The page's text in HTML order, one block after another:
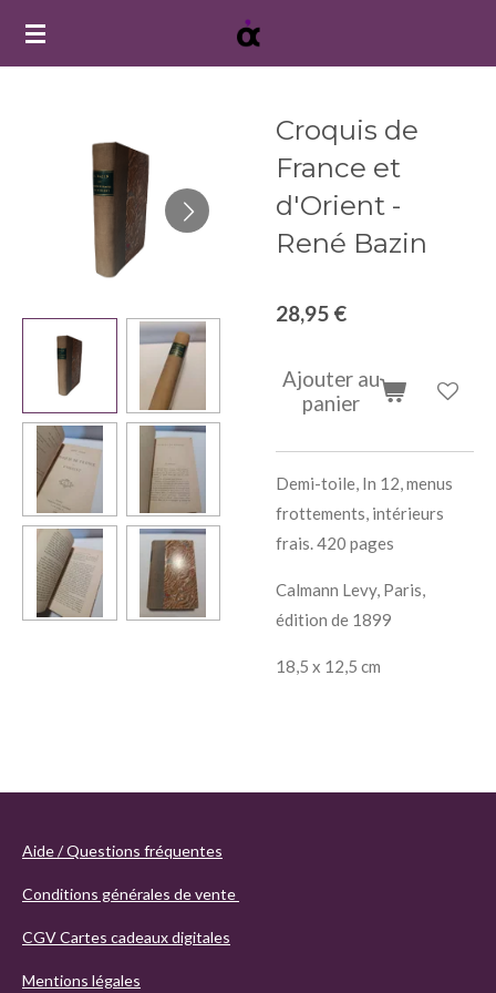
Passer
Croquis de
France et
d'Orient -
René Bazin
28,95 €
Ajouter au
panier
Demi-toile, In 12, menus
frottements, intérieurs
frais. 420 pages
Calmann Levy, Paris,
édition de 1899
18,5 x 12,5 cm
Aide / Questions fréquentes
Conditions générales de vente
CGV Cartes cadeaux digitales
Mentions légales